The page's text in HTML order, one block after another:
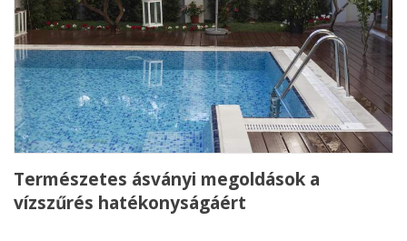
Természetes ásványi megoldások a
vízszűrés hatékonyságáért